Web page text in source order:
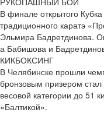
В финале открытого
традиционного каратэ
Эльмира Бадретдинова.
а Бабишова и
КИКБОКСИНГ
В Челябинске прошли
бронзовым призером
весовой категории до 51
«Балтикой».